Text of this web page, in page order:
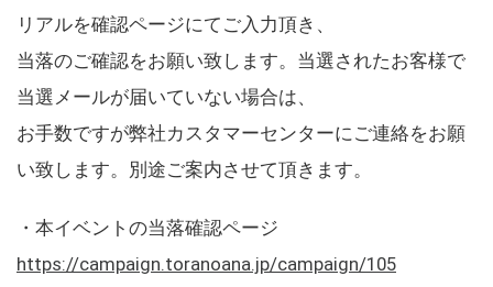
リアルを確認ページにてご入力頂き、
当落のご確認をお願い致します。当選されたお客様で
当選メールが届いていない場合は、
お手数ですが弊社カスタマーセンターにご連絡をお願
い致します。別途ご案内させて頂きます。
・本イベントの当落確認ページ
https://campaign.toranoana.jp/campaign/105